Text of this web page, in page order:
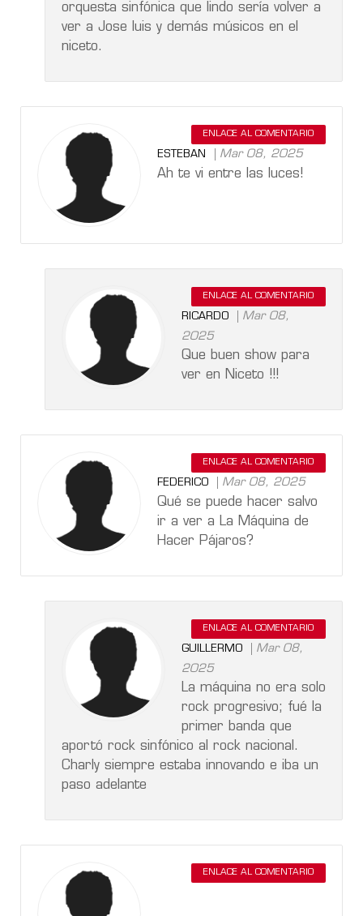
orquesta sinfónica que lindo sería volver a
ver a Jose luis y demás músicos en el
niceto.
ENLACE AL COMENTARIO
ESTEBAN Mar 08, 2025
Ah te vi entre las luces!
ENLACE AL COMENTARIO
RICARDO
Mar 08,
2025
Que buen show para
ver en Niceto !!!
ENLACE AL COMENTARIO
FEDERICO Mar 08, 2025
Qué se puede hacer salvo
ir a ver a La Máquina de
Hacer Pájaros?
ENLACE AL COMENTARIO
GUILLERMO
Mar 08,
2025
La máquina no era solo
rock progresivo; fué la
primer banda que
aportó rock sinfónico al rock nacional.
Charly siempre estaba innovando e iba un
paso adelante
ENLACE AL COMENTARIO